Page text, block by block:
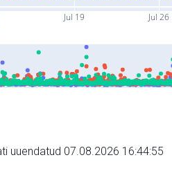
Jul 19 Jul 26
uuendatud 07.08.2026 16:44:55